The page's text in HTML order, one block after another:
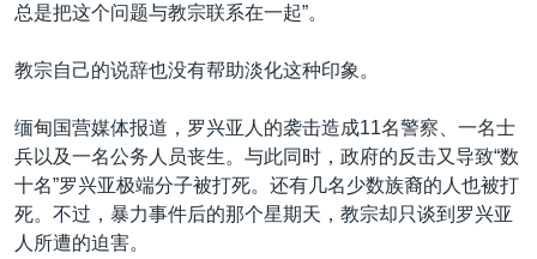
总是把这个问题与教宗联系在一起”。
教宗自己的说辞也没有帮助淡化这种印象。
缅甸国营媒体报道，罗兴亚人的袭击造成11名警察、一名士
兵以及一名公务人员丧生。与此同时，政府的反击又导致“数
十名”罗兴亚极端分子被打死。还有几名少数族裔的人也被打
死。不过，暴力事件后的那个星期天，教宗却只谈到罗兴亚
人所遭的迫害。